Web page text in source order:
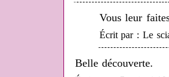
Vous leur
Écrit par : Le
Belle découverte.